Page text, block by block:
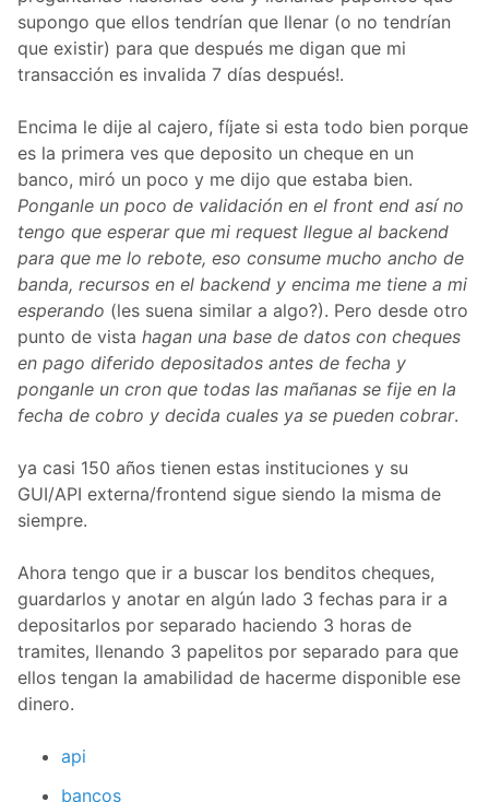
supongo que ellos tendrían que llenar (o no tendrían
que existir) para que después me digan que mi
transacción es invalida 7 días después!.
Encima le dije al cajero, fíjate si esta todo bien porque
es la primera ves que deposito un cheque en un
banco, miró un poco y me dijo que estaba bien.
Ponganle un poco de validación en el front end así no
tengo que esperar que mi request llegue al backend
para que me lo rebote, eso consume mucho ancho de
banda, recursos en el backend y encima me tiene a mi
esperando (les suena similar a algo?). Pero desde otro
punto de vista hagan una base de datos con cheques
en pago diferido depositados antes de fecha y
ponganle un cron que todas las mañanas se fije en la
fecha de cobro y decida cuales ya se pueden cobrar.
ya casi 150 años tienen estas instituciones y su
GUI/API externa/frontend sigue siendo la misma de
siempre.
Ahora tengo que ir a buscar los benditos cheques,
guardarlos y anotar en algún lado 3 fechas para ir a
depositarlos por separado haciendo 3 horas de
tramites, llenando 3 papelitos por separado para que
ellos tengan la amabilidad de hacerme disponible ese
dinero.
api
bancos